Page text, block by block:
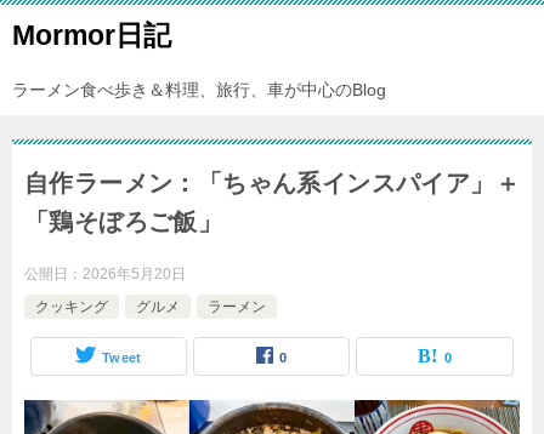
Mormor日記
ラーメン食べ歩き＆料理、旅行、車が中心のBlog
自作ラーメン：「ちゃん系インスパイア」＋
「鶏そぼろご飯」
公開日： 2026年5月20日
クッキング
グルメ ラーメン
Tweet 0 0